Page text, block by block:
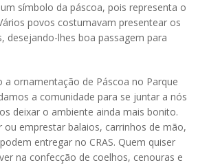
símbolo da páscoa, pois representa o
povos costumavam presentear os
desejando-lhes boa passagem para
a ornamentação de Páscoa no Parque
a comunidade para se juntar a nós
deixar o ambiente ainda mais bonito.
ou emprestar balaios, carrinhos de mão,
entregar no CRAS. Quem quiser
na confecção de coelhos, cenouras e